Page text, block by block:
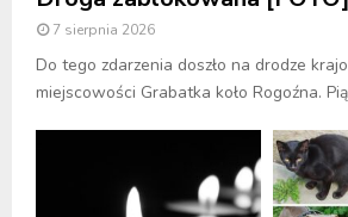
7 sierpnia 2026
Do tego zdarzenia doszło na drodze
miejscowości Grabatka koło Rogoźna.